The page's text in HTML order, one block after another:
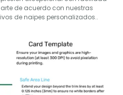
de acuerdo con nuestras
de naipes personalizados..